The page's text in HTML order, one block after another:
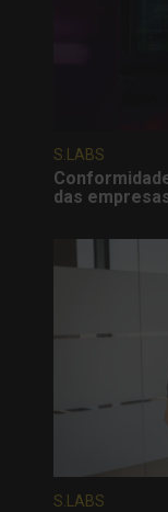
S.LABS
das
S.LABS